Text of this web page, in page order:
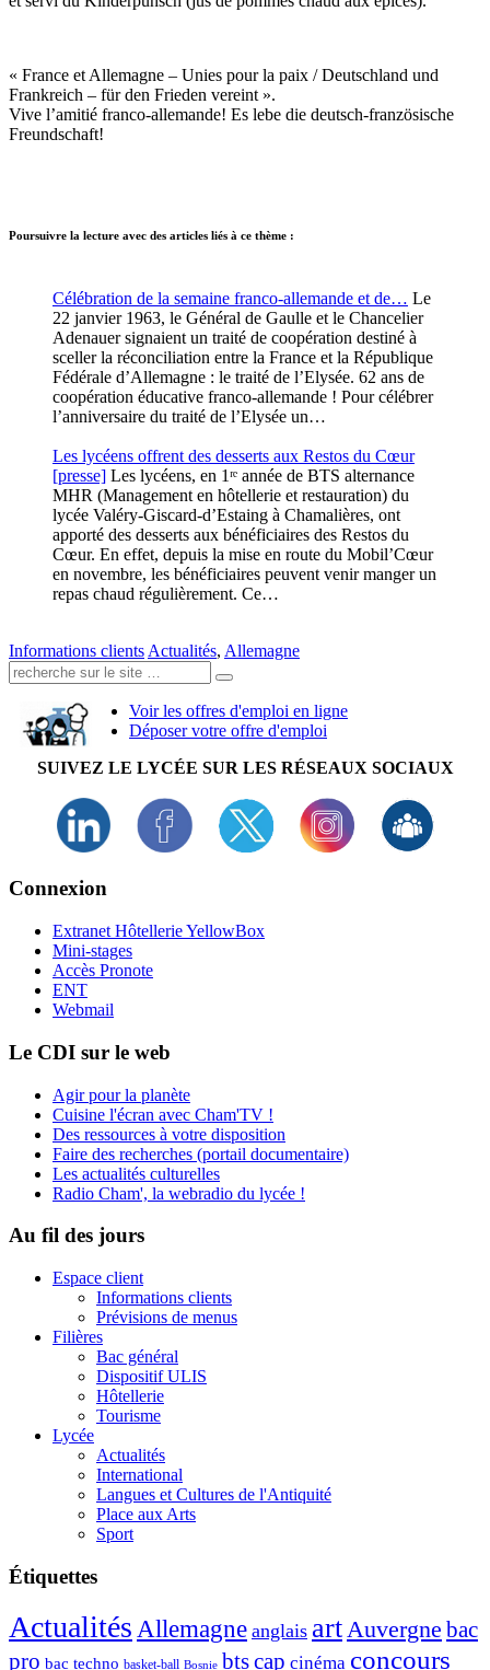
« France et Allemagne – Unies pour la paix / Deutschland und
Frankreich – für den Frieden vereint ».
Vive l’amitié franco-allemande! Es lebe die deutsch-französische
Freundschaft!
Poursuivre la lecture avec des articles liés à ce thème :
Célébration de la semaine franco-allemande et de… Le
22 janvier 1963, le Général de Gaulle et le Chancelier
Adenauer signaient un traité de coopération destiné à
sceller la réconciliation entre la France et la République
Fédérale d’Allemagne : le traité de l’Elysée. 62 ans de
coopération éducative franco-allemande ! Pour célébrer
l’anniversaire du traité de l’Elysée un…
Les lycéens offrent des desserts aux Restos du Cœur
[presse] Les lycéens, en 1ʳᵉ année de BTS alternance
MHR (Management en hôtellerie et restauration) du
lycée Valéry-Giscard-d’Estaing à Chamalières, ont
apporté des desserts aux bénéficiaires des Restos du
Cœur. En effet, depuis la mise en route du Mobil’Cœur
en novembre, les bénéficiaires peuvent venir manger un
repas chaud régulièrement. Ce…
Informations clients Actualités, Allemagne
Recherche:
Voir les offres d'emploi en ligne
Déposer votre offre d'emploi
SUIVEZ LE LYCÉE SUR LES RÉSEAUX SOCIAUX
Connexion
Extranet Hôtellerie YellowBox
Mini-stages
Accès Pronote
ENT
Webmail
Le CDI sur le web
Agir pour la planète
Cuisine l'écran avec Cham'TV !
Des ressources à votre disposition
Faire des recherches (portail documentaire)
Les actualités culturelles
Radio Cham', la webradio du lycée !
Au fil des jours
Espace client
Informations clients
Prévisions de menus
Filières
Bac général
Dispositif ULIS
Hôtellerie
Tourisme
Lycée
Actualités
International
Langues et Cultures de l'Antiquité
Place aux Arts
Sport
Étiquettes
Actualités Allemagne anglais art Auvergne bac
pro bac techno basket-ball Bosnie btscap cinéma concours